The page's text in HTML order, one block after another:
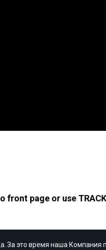
page or use
это время наша